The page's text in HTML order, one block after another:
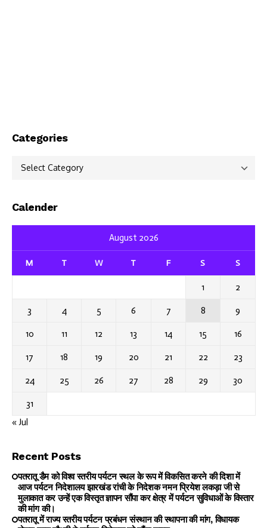
Categories
Categories
Calender
August 2026
M T W T F S S
1 2
3 4 5 6 7 8 9
10 11 12 13 14 15 16
17 18 19 20 21 22 23
24 25 26 27 28 29 30
31
« Jul
Recent Posts
पतरातू डैम को विश्व स्तरीय पर्यटन स्थल के रूप में विकसित करने की दिशा में
आज पर्यटन निदेशालय झारखंड रांची के निदेशक नमन प्रियेश लकड़ा जी से
मुलाकात कर उन्हें एक विस्तृत ज्ञापन सौंपा कर क्षेत्र में पर्यटन सुविधाओं के विस्तार
की मांग की।
पतरातू में राज्य स्तरीय पर्यटन प्रबंधन संस्थान की स्थापना की मांग, विधायक